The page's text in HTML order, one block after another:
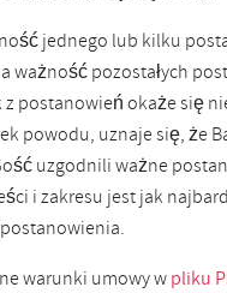
jednego lub kilku
ważność pozostałych
postanowień okaże się
powodu, uznaje się, że
uzgodnili ważne
i zakresu jest jak
warunki umowy wpliku